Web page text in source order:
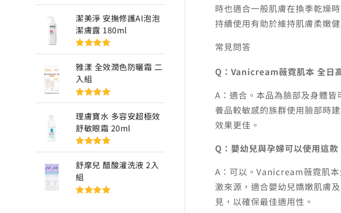
評分5滿分
5
潔美淨 安撫修護AI泡泡
潔膚露 180ml
評分5滿分
5
雅漾 全效潤色防曬霜 二
入組
評分5滿分
5
理膚寶水 多容安超極效
舒敏眼霜 20ml
評分5滿分
5
舒摩兒 醋酸灌洗液 2入
組
時也適合一般肌膚在換季乾燥
持續使用有助於維持肌膚柔嫩
常見問答
Q：Vanicream薇霓肌本 全日
A：適合。本品為臉部及身體
養品較敏感的族群使用臉部時
效果更佳。
Q：嬰幼兒與孕婦可以使用這
A：可以。Vanicream薇霓肌
激來源，適合嬰幼兒嬌嫩肌膚
見，以確保最佳適用性。